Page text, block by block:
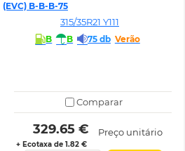
(EVC) B-B-B-75
315/35R21 Y111
B B 75 db Verão
Comparar
329.65 €
+ Ecotaxa de 1.82 €
Preço unitário